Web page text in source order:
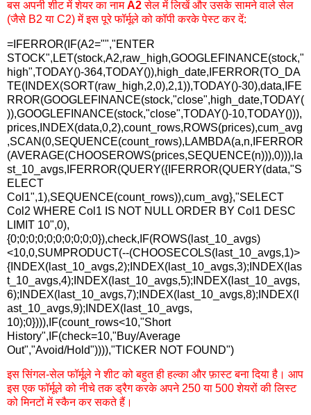
बस अपनी शीट में शेयर का नामA2सेल में लिखें और उसके सामने वाले सेल
(जैसे B2 या C2) में इस पूरे फॉर्मूले को कॉपी करके पेस्ट कर दें:
=IFERROR(IF(A2="","ENTER
STOCK",LET(stock,A2,raw_high,GOOGLEFINANCE(stock,"
high",TODAY()-364,TODAY()),high_date,IFERROR(TO_DA
TE(INDEX(SORT(raw_high,2,0),2,1)),TODAY()-30),data,IFE
RROR(GOOGLEFINANCE(stock,"close",high_date,TODAY(
)),GOOGLEFINANCE(stock,"close",TODAY()-10,TODAY())),
prices,INDEX(data,0,2),count_rows,ROWS(prices),cum_avg
,SCAN(0,SEQUENCE(count_rows),LAMBDA(a,n,IFERROR
(AVERAGE(CHOOSEROWS(prices,SEQUENCE(n))),0))),la
st_10_avgs,IFERROR(QUERY({IFERROR(QUERY(data,"S
ELECT
Col1",1),SEQUENCE(count_rows)),cum_avg},"SELECT
Col2 WHERE Col1 IS NOT NULL ORDER BY Col1 DESC
LIMIT 10",0),
{0;0;0;0;0;0;0;0;0;0}),check,IF(ROWS(last_10_avgs)
<10,0,SUMPRODUCT(--(CHOOSECOLS(last_10_avgs,1)>
{INDEX(last_10_avgs,2);INDEX(last_10_avgs,3);INDEX(las
t_10_avgs,4);INDEX(last_10_avgs,5);INDEX(last_10_avgs,
6);INDEX(last_10_avgs,7);INDEX(last_10_avgs,8);INDEX(l
ast_10_avgs,9);INDEX(last_10_avgs,
10);0}))),IF(count_rows<10,"Short
History",IF(check=10,"Buy/Average
Out","Avoid/Hold")))),"TICKER NOT FOUND")
इस सिंगल-सेल फॉर्मूले ने शीट को बहुत ही हल्का और फ़ास्ट बना दिया है। आप
इस एक फॉर्मूले को नीचे तक ड्रैग करके अपने 250 या 500 शेयरों की लिस्ट
को मिनटों में स्कैन कर सकते हैं।